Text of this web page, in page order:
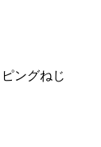
ングねじ